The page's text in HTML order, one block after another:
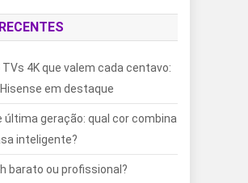
4K que valem cada centavo:
Hisense em destaque
última geração: qual cor combina
inteligente?
barato ou profissional?